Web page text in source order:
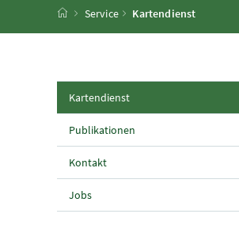
Startseite
Service Kartendienst
Kartendienst(aktuelle Seite)
Publikationen
Kontakt
Jobs